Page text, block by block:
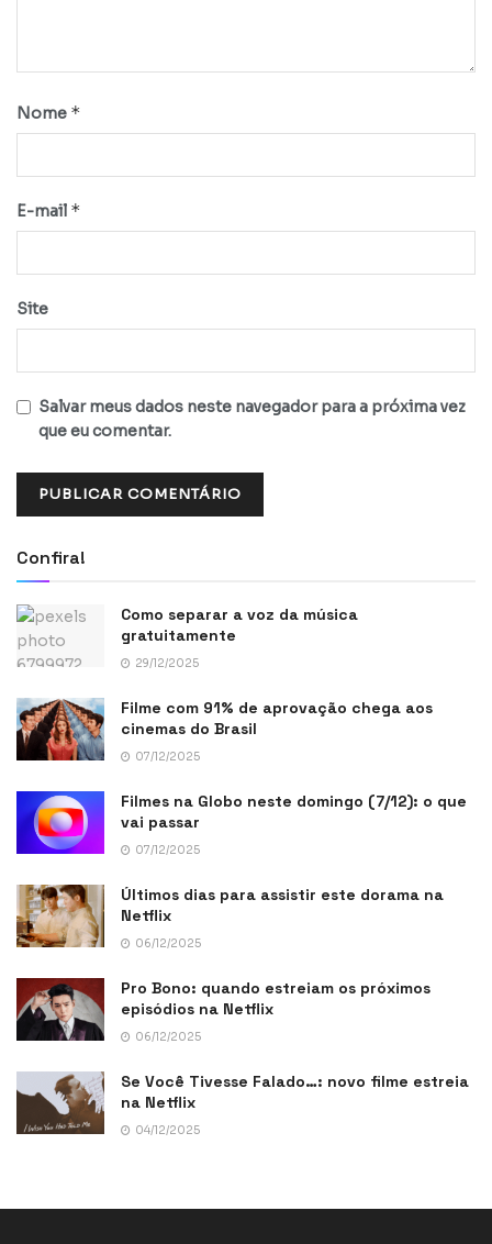
Nome *
E-mail *
Site
Salvar meus dados neste navegador para a próxima vez
que eu comentar.
Confira!
Como separar a voz da música
gratuitamente
29/12/2025
Filme com 91% de aprovação chega aos
cinemas do Brasil
07/12/2025
Filmes na Globo neste domingo (7/12): o que
vai passar
07/12/2025
Últimos dias para assistir este dorama na
Netflix
06/12/2025
Pro Bono: quando estreiam os próximos
episódios na Netflix
06/12/2025
Se Você Tivesse Falado…: novo filme estreia
na Netflix
04/12/2025